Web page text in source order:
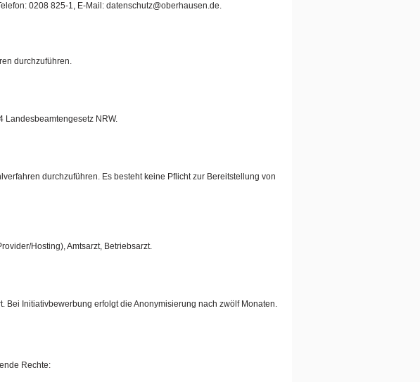
0208 825-1, E-Mail: datenschutz@oberhausen.de.
durchzuführen.
Landesbeamtengesetz NRW.
durchzuführen. Es besteht keine Pflicht zur Bereitstellung von
Hosting), Amtsarzt, Betriebsarzt.
Initiativbewerbung erfolgt die Anonymisierung nach zwölf Monaten.
Rechte: